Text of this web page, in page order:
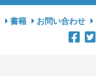
書籍 お問い合わせ